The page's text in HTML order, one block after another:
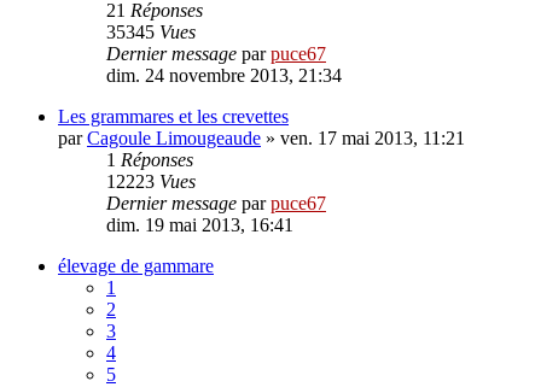
21 Réponses
35345 Vues
Dernier message parpuce67
dim. 24 novembre 2013, 21:34
Les grammares et les crevettes
parCagoule Limougeaude » ven. 17 mai 2013, 11:21
1 Réponses
12223 Vues
Dernier message parpuce67
dim. 19 mai 2013, 16:41
élevage de gammare
1
2
3
4
5